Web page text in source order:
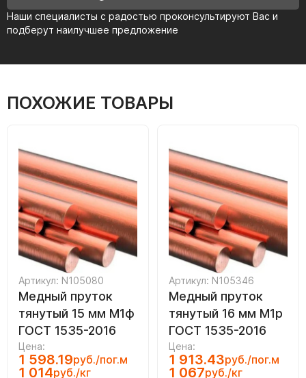
Наши специалисты с радостью проконсультируют Вас и
подберут наилучшее предложение
ПОХОЖИЕ ТОВАРЫ
Артикул: N105080
Медный пруток
тянутый 15 мм М1ф
ГОСТ 1535-2016
Цена:
1 598.19руб./пог.м
1 014руб./кг
Артикул: N105346
Медный пруток
тянутый 16 мм М1р
ГОСТ 1535-2016
Цена:
1 913.43руб./пог.м
1 067руб./кг